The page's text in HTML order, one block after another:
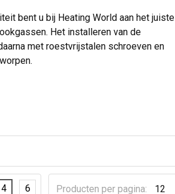
bent u bij Heating World aan het juiste
Het installeren van de
met roestvrijstalen schroeven en
Producten per pagina:
4 6